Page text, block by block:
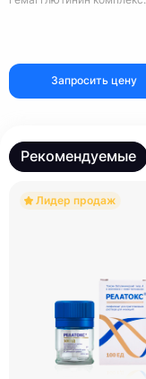
Запросить цену
Рекомендуемые
Лидер продаж